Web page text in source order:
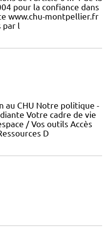
pour la confiance dans
www.chu-montpellier.fr
par l
au CHU Notre politique -
Votre cadre de vie
/ Vos outils Accès
D